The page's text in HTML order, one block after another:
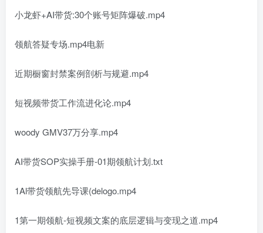
小龙虾+AI带货:30个账号矩阵爆破.mp4
领航答疑专场.mp4电新
近期橱窗封禁案例剖析与规避.mp4
短视频带货工作流进化论.mp4
woody GMV37万分享.mp4
AI带货SOP实操手册-01期领航计划.txt
1Al带货领航先导课(delogo.mp4
1第一期领航-短视频文案的底层逻辑与变现之道.mp4